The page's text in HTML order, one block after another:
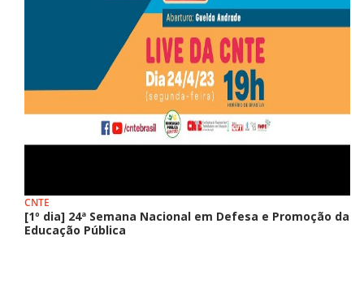
CNTE
[1º dia] 24ª Semana Nacional em Defesa e Promoção da
Educação Pública